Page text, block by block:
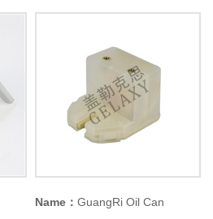
Name： GuangRi Oil Can